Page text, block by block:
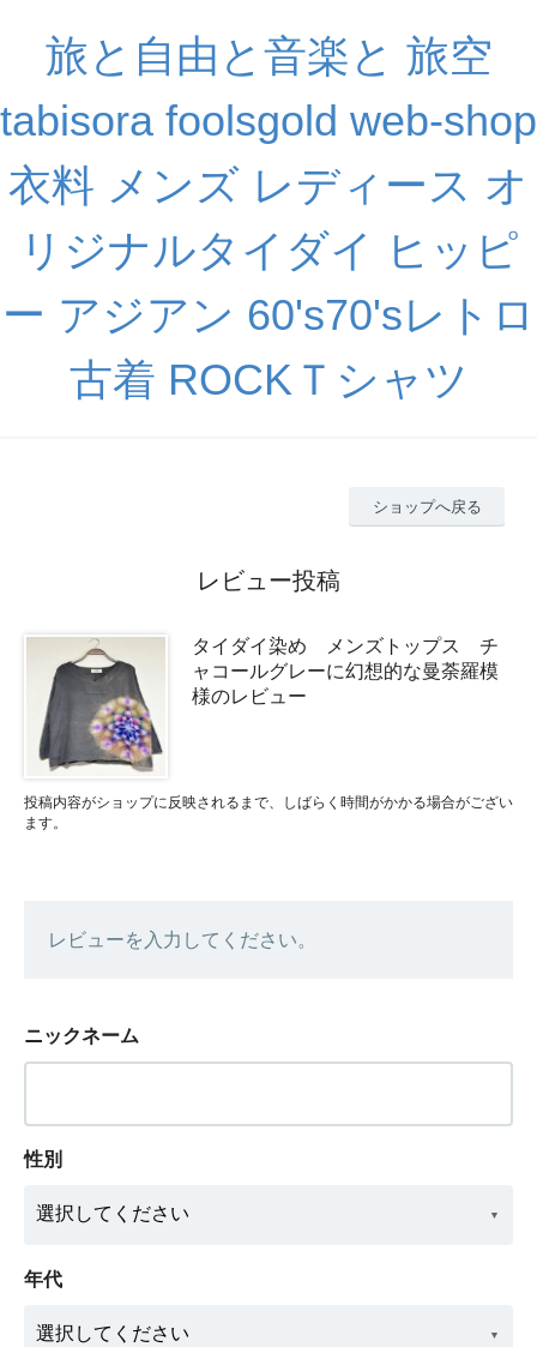
旅と自由と音楽と 旅空
tabisora foolsgold web-shop
衣料 メンズ レディース オ
リジナルタイダイ ヒッピ
ー アジアン 60's70'sレトロ
古着 ROCKＴシャツ
ショップへ戻る
レビュー投稿
タイダイ染め メンズトップス チ
ャコールグレーに幻想的な曼荼羅模
様のレビュー
投稿内容がショップに反映されるまで、しばらく時間がかかる場合がござい
ます。
レビューを入力してください。
ニックネーム
性別
年代